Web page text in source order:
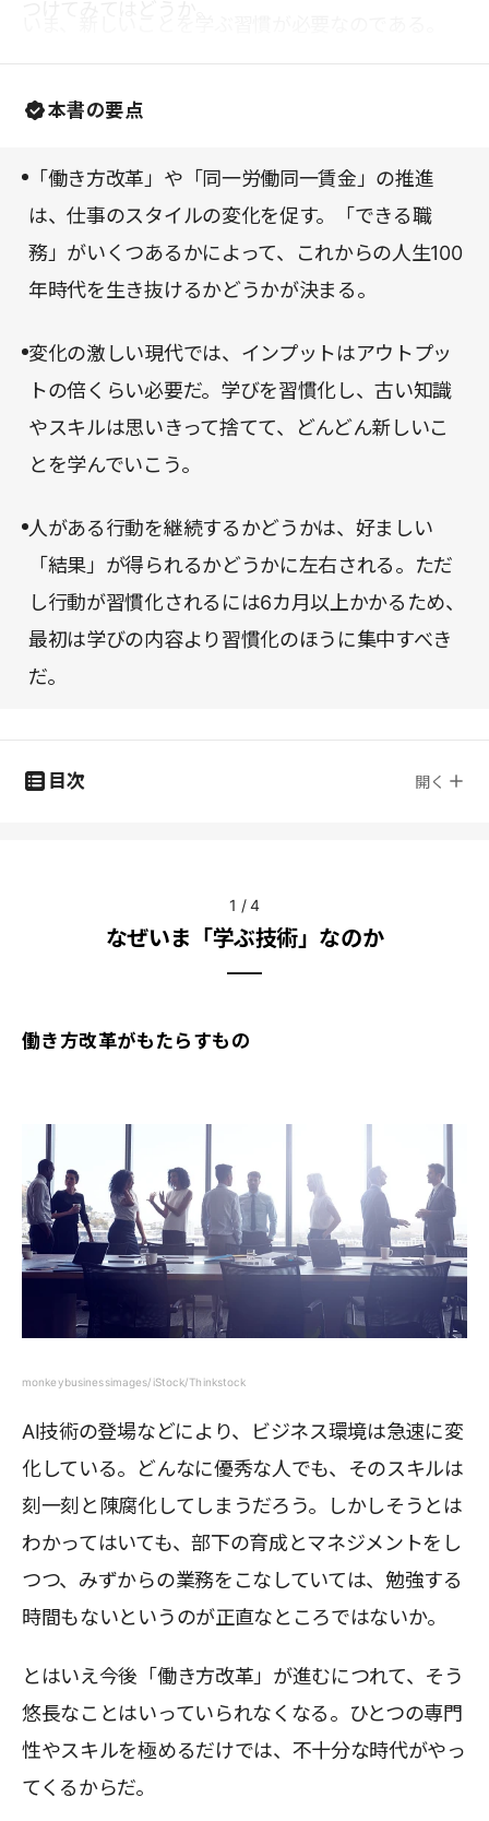
本書の要点
「働き方改革」や「同一労働同一賃金」の推進
は、仕事のスタイルの変化を促す。「できる職
務」がいくつあるかによって、これからの人生100
年時代を生き抜けるかどうかが決まる。
変化の激しい現代では、インプットはアウトプッ
トの倍くらい必要だ。学びを習慣化し、古い知識
やスキルは思いきって捨てて、どんどん新しいこ
とを学んでいこう。
人がある行動を継続するかどうかは、好ましい
「結果」が得られるかどうかに左右される。ただ
し行動が習慣化されるには6カ月以上かかるため、
最初は学びの内容より習慣化のほうに集中すべき
だ。
目次 開く
1 /4
なぜいま「学ぶ技術」なのか
働き方改革がもたらすもの
monkeybusinessimages/iStock/Thinkstock
AI技術の登場などにより、ビジネス環境は急速に変
化している。どんなに優秀な人でも、そのスキルは
刻一刻と陳腐化してしまうだろう。しかしそうとは
わかってはいても、部下の育成とマネジメントをし
つつ、みずからの業務をこなしていては、勉強する
時間もないというのが正直なところではないか。
とはいえ今後「働き方改革」が進むにつれて、そう
悠長なことはいっていられなくなる。ひとつの専門
性やスキルを極めるだけでは、不十分な時代がやっ
てくるからだ。